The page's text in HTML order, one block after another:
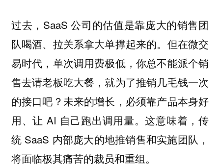
过去，SaaS 公司的估值是靠庞大的销售团
队喝酒、拉关系拿大单撑起来的。但在微交
易时代，单次调用费极低，你总不能派个销
售去请老板吃大餐，就为了推销几毛钱一次
的接口吧？未来的增长，必须靠产品本身好
用、让 AI 自己跑出调用量。这意味着，传
统 SaaS 内部庞大的地推销售和实施团队，
将面临极其痛苦的裁员和重组。